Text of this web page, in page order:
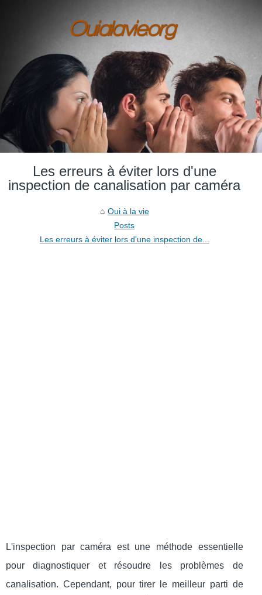
Les erreurs à éviter lors d'une
inspection de canalisation par caméra
Oui à la vie
Posts
Les erreurs à éviter lors d'une inspection de...
L'inspection par caméra est une méthode essentielle
pour diagnostiquer et résoudre les problèmes de
canalisation. Cependant, pour tirer le meilleur parti de